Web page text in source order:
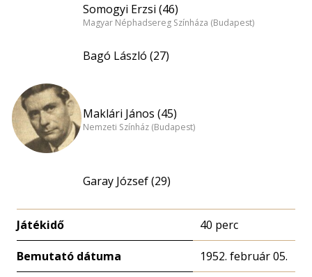
Somogyi Erzsi (46)
Magyar Néphadsereg Színháza (Budapest)
Bagó László (27)
Maklári János (45)
Nemzeti Színház (Budapest)
Garay József (29)
Játékidő 40 perc
Bemutató dátuma 1952. február 05.